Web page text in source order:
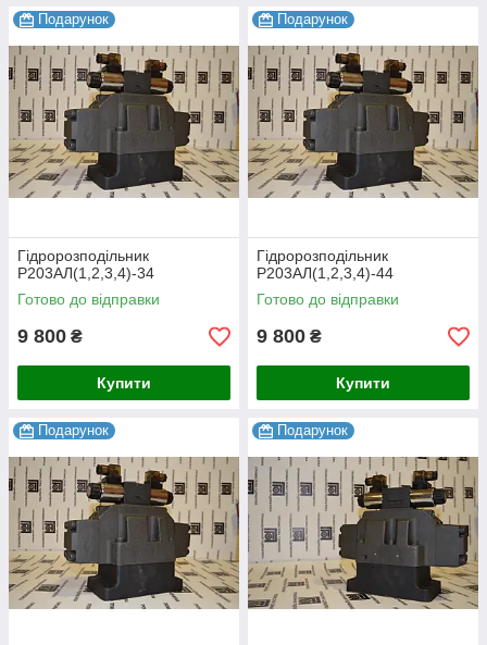
Подарунок
Гідророзподільник
Р203АЛ(1,2,3,4)-34
Готово до відправки
9 800 ₴
Купити
Подарунок
Гідророзподільник
Р203АЛ(1,2,3,4)-44
Готово до відправки
9 800 ₴
Купити
Подарунок Подарунок